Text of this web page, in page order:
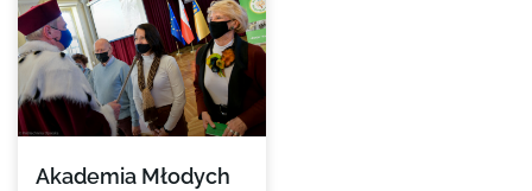
Akademia Młodych